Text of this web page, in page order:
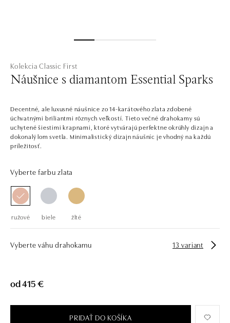
Kolekcia Classic First
Náušnice s diamantom Essential Sparks
Decentné, ale luxusné náušnice zo 14-karátového zlata zdobené
úchvatnými briliantmi rôznych veľkostí. Tieto večné drahokamy sú
uchytené šiestimi krapnami, ktoré vytvárajú perfektne okrúhly dizajn a
dokonalý lom svetla. Minimalistický dizajn náušníc je vhodný na každú
príležitosť.
Vyberte farbu zlata
ružové biele žlté
Vyberte váhu drahokamu 13 variant
od 415 €
PRIDAŤ DO KOŠÍKA